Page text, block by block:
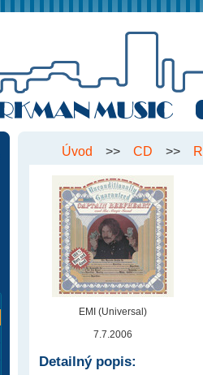
Úvod >> CD >>
EMI (Universal)
7.7.2006
Detailný popis: